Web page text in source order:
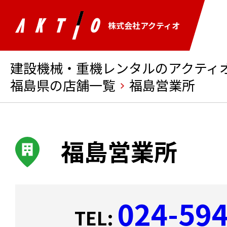
株式会社アクティオ
建設機械・重機レンタルのアクティ
福島県の店舗一覧
福島営業所
福島営業所
TEL: 024-